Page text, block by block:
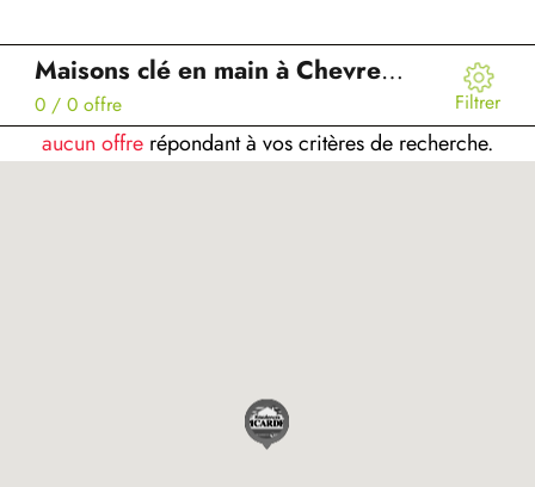
Maisons clé en main à Chevregny (02)
0 / 0 offre Filtrer
aucun offre répondant à vos critères de recherche.